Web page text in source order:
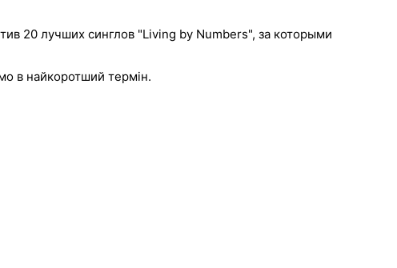
20 лучших синглов "Living by Numbers", за которыми
в найкоротший термін.